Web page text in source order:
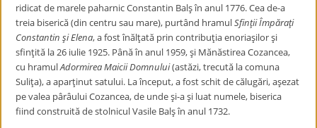
ridicat de marele paharnic Constantin Balş în anul 1776. Cea de-a
treia biserică (din centru sau mare), purtând hramulSfinţii Împăraţi
Constantin şi Elena, a fost înălţată prin contribuţia enoriaşilor şi
sfinţită la 26 iulie 1925. Până în anul 1959, şi Mănăstirea Cozancea,
cu hramulAdormirea Maicii Domnului(astăzi, trecută la comuna
Suliţa), a aparţinut satului. La început, a fost schit de călugări, aşezat
pe valea pârâului Cozancea, de unde şi-a şi luat numele, biserica
fiind construită de stolnicul Vasile Balş în anul 1732.